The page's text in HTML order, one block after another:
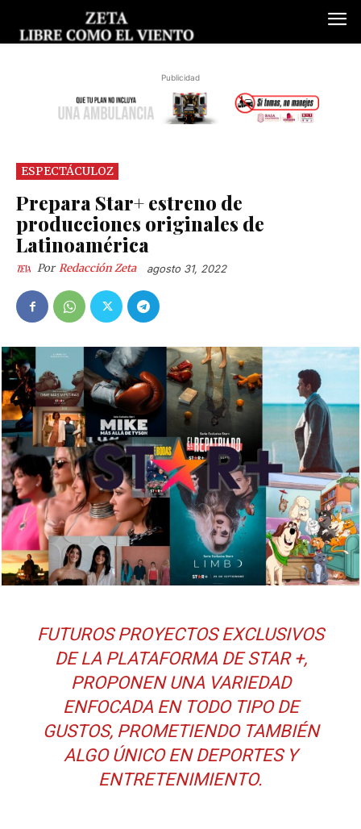
Publicidad
ESPECTÁCULOZ
Prepara Star+ estreno de
producciones originales de
Latinoamérica
Por Redacción Zeta agosto 31, 2022
FUTUROS PROYECTOS EXCLUSIVOS
DE LA PLATAFORMA DE STAR +,
PROPONEN UNA VARIEDAD
ENFOCADA EN TODO TIPO DE
GUSTOS, PROMETIENDO TAMBIÉN
ALGO ÚNICO EN DEPORTES Y
ENTRETENIMIENTO.